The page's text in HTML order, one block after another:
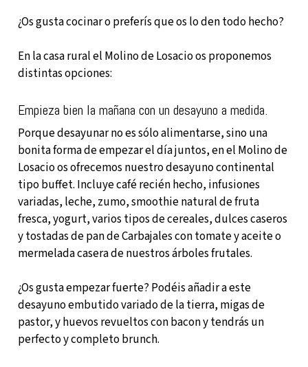
¿Os gusta cocinar o preferís que os lo den todo hecho?
En la casa rural el Molino de Losacio os proponemos
distintas opciones:
Empieza bien la mañana con un desayuno a medida.
Porque desayunar no es sólo alimentarse, sino una
bonita forma de empezar el día juntos, en el Molino de
Losacio os ofrecemos nuestro desayuno continental
tipo buffet. Incluye café recién hecho, infusiones
variadas, leche, zumo, smoothie natural de fruta
fresca, yogurt, varios tipos de cereales, dulces caseros
y tostadas de pan de Carbajales con tomate y aceite o
mermelada casera de nuestros árboles frutales.
¿Os gusta empezar fuerte? Podéis añadir a este
desayuno embutido variado de la tierra, migas de
pastor, y huevos revueltos con bacon y tendrás un
perfecto y completo brunch.